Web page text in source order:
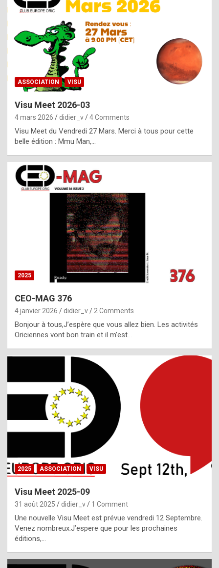
e
R
o
p
l
c
h
i
s
t
o
r
p
e
c
i
l
,
g
h
t
f
ASSOCIATION VISU
Visu Meet 2026-03
4 mars 2026 didier_v 4 Comments
Visu Meet du Vendredi 27 Mars. Merci à tous pour cette
belle édition : Mmu Man,…
2025
CEO-MAG 376
4 janvier 2026 didier_v 2 Comments
Bonjour à tous,J’espère que vous allez bien. Les activités
Oriciennes vont bon train et il m’est…
2025 ASSOCIATION VISU
Visu Meet 2025-09
31 août 2025 didier_v 1 Comment
Une nouvelle Visu Meet est prévue vendredi 12 Septembre.
Venez nombreux.J’espere que pour les prochaines
éditions,…